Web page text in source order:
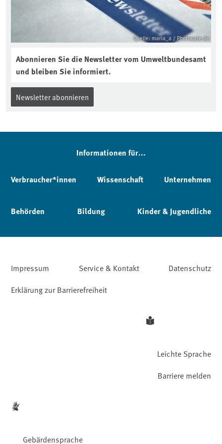
Quelle: maria_a / Photocase.de
Abonnieren Sie die Newsletter vom Umweltbundesamt
und bleiben Sie informiert.
Newsletter abonnieren
Informationen für...
Verbraucher*innen Wissenschaft Unternehmen
Behörden Bildung Kinder & Jugendliche
Impressum Service & Kontakt
Datenschutz
Erklärung zur Barrierefreiheit
Leichte Sprache
Gebärdensprache
Barriere melden